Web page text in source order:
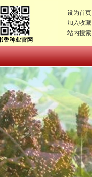
设为首页
加入收藏
站内搜索